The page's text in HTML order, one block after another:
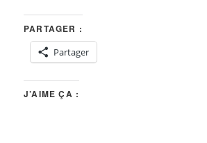
PARTAGER :
Partager
J’AIME ÇA :